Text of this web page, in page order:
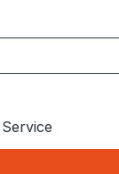
Service